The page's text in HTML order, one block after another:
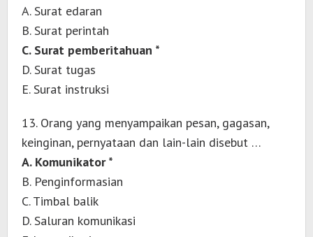
A. Surat edaran
B. Surat perintah
C. Surat pemberitahuan *
D. Surat tugas
E. Surat instruksi
13. Orang yang menyampaikan pesan, gagasan,
keinginan, pernyataan dan lain-lain disebut …
A. Komunikator *
B. Penginformasian
C. Timbal balik
D. Saluran komunikasi